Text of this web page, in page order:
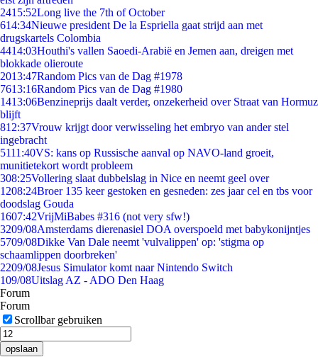
2415:52Long live the 7th of October
614:34Nieuwe president De la Espriella gaat strijd aan met
drugskartels Colombia
4414:03Houthi's vallen Saoedi-Arabië en Jemen aan, dreigen met
blokkade olieroute
2013:47Random Pics van de Dag #1978
7613:16Random Pics van de Dag #1980
1413:06Benzineprijs daalt verder, onzekerheid over Straat van Hormuz
blijft
812:37Vrouw krijgt door verwisseling het embryo van ander stel
ingebracht
5111:40VS: kans op Russische aanval op NAVO-land groeit,
munitietekort wordt probleem
308:25Vollering slaat dubbelslag in Nice en neemt geel over
1208:24Broer 135 keer gestoken en gesneden: zes jaar cel en tbs voor
doodslag Gouda
1607:42VrijMiBabes #316 (not very sfw!)
3209/08Amsterdams dierenasiel DOA overspoeld met babykonijntjes
5709/08Dikke Van Dale neemt 'vulvalippen' op: 'stigma op
schaamlippen doorbreken'
2209/08Jesus Simulator komt naar Nintendo Switch
109/08Uitslag AZ - ADO Den Haag
Forum
Forum
Scrollbar gebruiken
opslaan